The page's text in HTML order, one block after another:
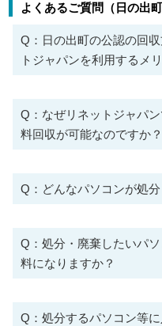
よくあるご質問（日の出町
Q：日の出町の公認の回
トジャパンを利用するメ
Q：なぜリネットジャパ
料回収が可能なのですか？
Q：どんなパソコンが処
Q：処分・廃棄したいパ
料になりますか？
Q：処分するパソコン等